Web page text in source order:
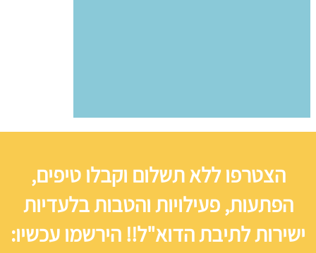
הצטרפו ללא תשלום וקבלו טיפים,
הפתעות, פעילויות והטבות בלעדיות
ישירות לתיבת הדוא"ל!! הירשמו עכשיו: